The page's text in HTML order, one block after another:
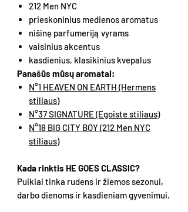
212 Men NYC
prieskoninius medienos aromatus
nišinę parfumeriją vyrams
vaisinius akcentus
kasdienius, klasikinius kvepalus
Panašūs mūsų aromatai:
N°1 HEAVEN ON EARTH (Hermens
stiliaus)
N°37 SIGNATURE (Egoiste stiliaus)
N°18 BIG CITY BOY (212 Men NYC
stiliaus)
Kada rinktis HE GOES CLASSIC?
Puikiai tinka rudens ir žiemos sezonui,
darbo dienoms ir kasdieniam gyvenimui.